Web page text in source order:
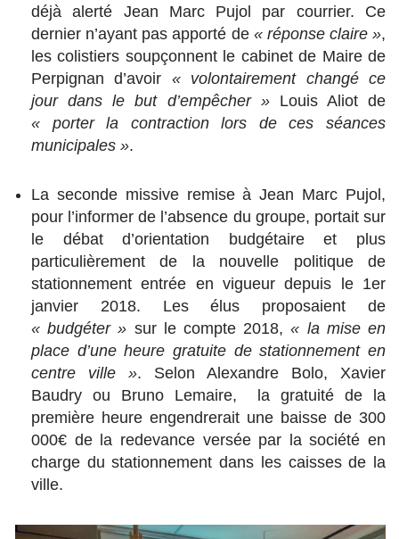
déjà alerté Jean Marc Pujol par courrier. Ce
dernier n’ayant pas apporté de « réponse claire »,
les colistiers soupçonnent le cabinet de Maire de
Perpignan d’avoir « volontairement changé ce
jour dans le but d’empêcher »Louis Aliot de
« porter la contraction lors de ces séances
municipales ».
La seconde missive remise à Jean Marc Pujol,
pour l’informer de l’absence du groupe, portait sur
le débat d’orientation budgétaire et plus
particulièrement de la nouvelle politique de
stationnement entrée en vigueur depuis le 1er
janvier 2018. Les élus proposaient de
« budgéter » sur le compte 2018,« la mise en
place d’une heure gratuite de stationnement en
centre ville ». Selon Alexandre Bolo, Xavier
Baudry ou Bruno Lemaire, la gratuité de la
première heure engendrerait une baisse de 300
000€ de la redevance versée par la société en
charge du stationnement dans les caisses de la
ville.